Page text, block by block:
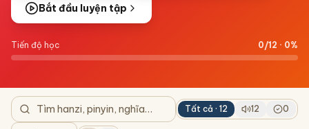
Bắt đầu luyện tập
Tiến độ học 0/12 · 0%
Tất cả · 12 12 0